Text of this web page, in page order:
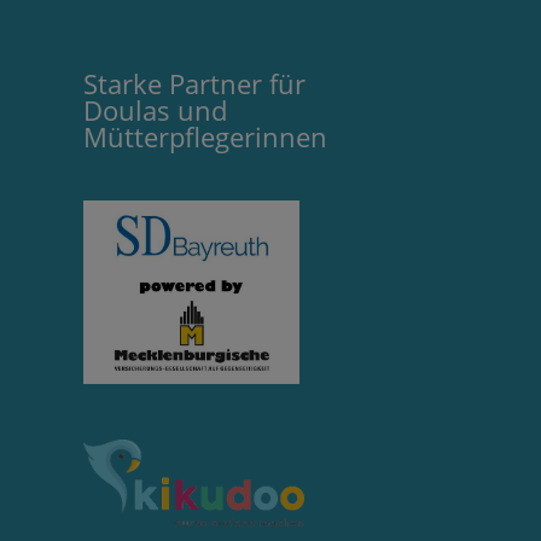
Starke Partner für
Doulas und
Mütterpflegerinnen